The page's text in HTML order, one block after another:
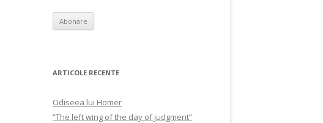
ARTICOLE RECENTE
Odiseea lui Homer
“The left wing of the day of judgment”